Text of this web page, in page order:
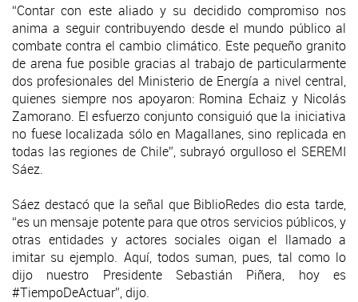
“Contar con este aliado y su decidido compromiso nos
anima a seguir contribuyendo desde el mundo público al
combate contra el cambio climático. Este pequeño granito
de arena fue posible gracias al trabajo de particularmente
dos profesionales del Ministerio de Energía a nivel central,
quienes siempre nos apoyaron: Romina Echaiz y Nicolás
Zamorano. El esfuerzo conjunto consiguió que la iniciativa
no fuese localizada sólo en Magallanes, sino replicada en
todas las regiones de Chile”, subrayó orgulloso el SEREMI
Sáez.
Sáez destacó que la señal que BiblioRedes dio esta tarde,
“es un mensaje potente para que otros servicios públicos, y
otras entidades y actores sociales oigan el llamado a
imitar su ejemplo. Aquí, todos suman, pues, tal como lo
dijo nuestro Presidente Sebastián Piñera, hoy es
#TiempoDeActuar”, dijo.